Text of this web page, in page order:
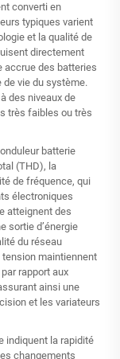
converti en
typiques varient
et la qualité de
directement
accrue des batteries
de vie du système.
des niveaux de
très faibles ou très
batterie
(THD), la
de fréquence, qui
électroniques
atteignent des
sortie d’énergie
du réseau
maintiennent
rapport aux
ainsi une
et les variateurs
indiquent la rapidité
changements